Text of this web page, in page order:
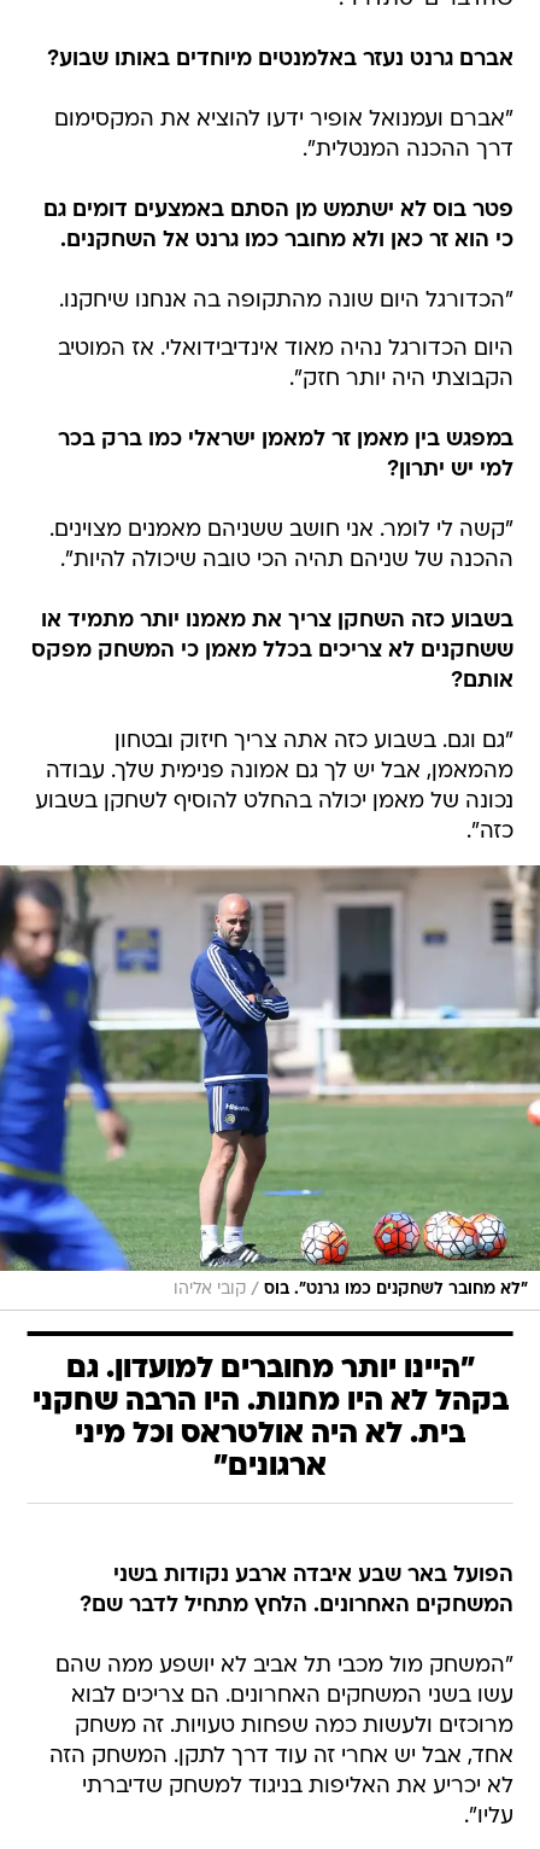
אברם גרנט נעזר באלמנטים מיוחדים באותו שבוע?
"אברם ועמנואל אופיר ידעו להוציא את המקסימום
דרך ההכנה המנטלית".
פטר בוס לא ישתמש מן הסתם באמצעים דומים גם
כי הוא זר כאן ולא מחובר כמו גרנט אל השחקנים.
"הכדורגל היום שונה מהתקופה בה אנחנו שיחקנו.
היום הכדורגל נהיה מאוד אינדיבידואלי. אז המוטיב
הקבוצתי היה יותר חזק".
במפגש בין מאמן זר למאמן ישראלי כמו ברק בכר
למי יש יתרון?
"קשה לי לומר. אני חושב ששניהם מאמנים מצוינים.
ההכנה של שניהם תהיה הכי טובה שיכולה להיות".
בשבוע כזה השחקן צריך את מאמנו יותר מתמיד או
ששחקנים לא צריכים בכלל מאמן כי המשחק מפקס
אותם?
"גם וגם. בשבוע כזה אתה צריך חיזוק ובטחון
מהמאמן, אבל יש לך גם אמונה פנימית שלך. עבודה
נכונה של מאמן יכולה בהחלט להוסיף לשחקן בשבוע
כזה".
"לא מחובר לשחקנים כמו גרנט". בוס / קובי אליהו
"היינו יותר מחוברים למועדון. גם
בקהל לא היו מחנות. היו הרבה שחקני
בית. לא היה אולטראס וכל מיני
ארגונים"
הפועל באר שבע איבדה ארבע נקודות בשני
המשחקים האחרונים. הלחץ מתחיל לדבר שם?
"המשחק מול מכבי תל אביב לא יושפע ממה שהם
עשו בשני המשחקים האחרונים. הם צריכים לבוא
מרוכזים ולעשות כמה שפחות טעויות. זה משחק
אחד, אבל יש אחרי זה עוד דרך לתקן. המשחק הזה
לא יכריע את האליפות בניגוד למשחק שדיברתי
עליו".